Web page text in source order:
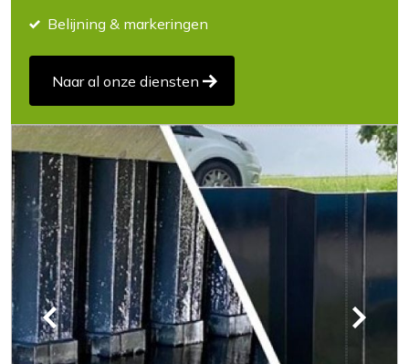
Belijning & markeringen
Naar al onze diensten